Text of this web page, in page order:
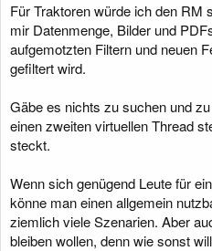
Für Traktoren würde ich den RM
mir Datenmenge, Bilder und
aufgemotzten Filtern und neuen
gefiltert wird.
Gäbe es nichts zu suchen und
einen zweiten virtuellen Thread
steckt.
Wenn sich genügend Leute für
könne man einen allgemein
ziemlich viele Szenarien. Aber
bleiben wollen, denn wie sonst